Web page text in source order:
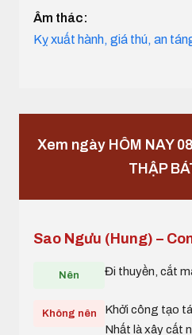
Âm thác:
Kỵ xuất hành, giá thú, an
Xem ngày HÔM NAY
THẬP
Sao Ngưu (Hung) –
Nên Đi thuyền, cắt
Không nên
Khởi công tạo
Nhất là xây cất